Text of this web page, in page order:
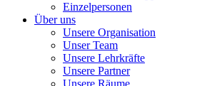
Einzelpersonen
Über uns
Unsere Organisation
Unser Team
Unsere Lehrkräfte
Unsere Partner
Unsere Räume